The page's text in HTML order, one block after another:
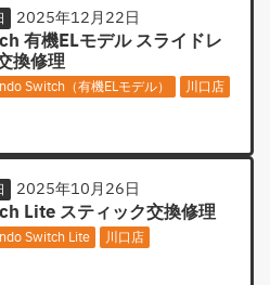
2025年12月22日
有機ELモデル スライドレ
換修理
Switch（有機ELモデル） 川口店
2025年10月26日
Lite スティック交換修理
Switch Lite 川口店